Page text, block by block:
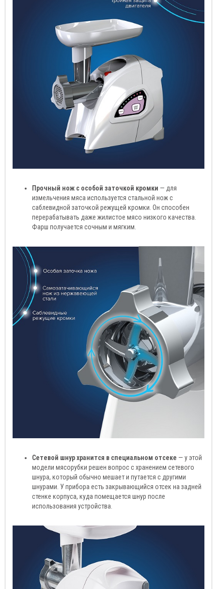
Прочный нож с особой заточкой кромки — для
измельчения мяса используется стальной нож с
саблевидной заточкой режущей кромки. Он способен
перерабатывать даже жилистое мясо низкого качества.
Фарш получается сочным и мягким.
Сетевой шнур хранится в специальном отсеке — у этой
модели мясорубки решен вопрос с хранением сетевого
шнура, который обычно мешает и путается с другими
шнурами. У прибора есть закрывающийся отсек на задней
стенке корпуса, куда помещается шнур после
использования устройства.